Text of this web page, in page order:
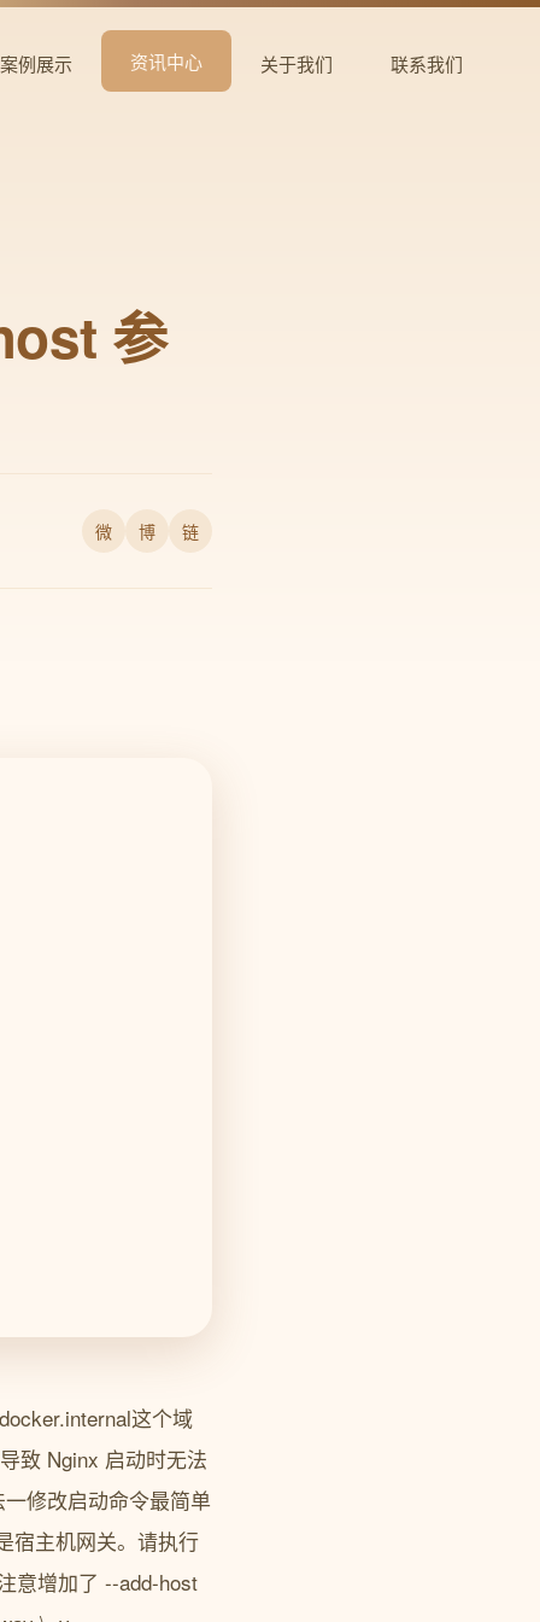
案例展示 资讯中心 关于我们 联系我们
参
微 博 链
这个域
致 Nginx 启动时无法
修改启动命令最简单
宿主机网关。请执行
意增加了 --add-host